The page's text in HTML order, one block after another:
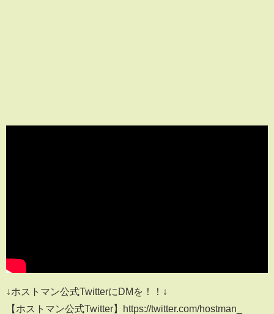
↓ホストマン公式TwitterにDMを！！↓
【ホストマン公式Twitter】https://twitter.com/hostman_